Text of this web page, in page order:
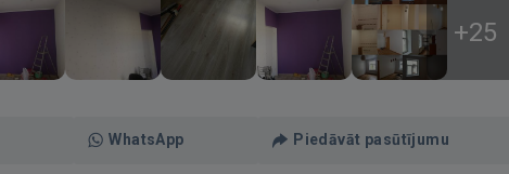
+25
WhatsApp Piedāvāt pasūtījumu